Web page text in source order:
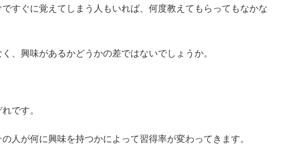
すぐに覚えてしまう人もいれば、何度教えてもらってもなかな
、興味があるかどうかの差ではないでしょうか。
です。
人が何に興味を持つかによって習得率が変わってきます。